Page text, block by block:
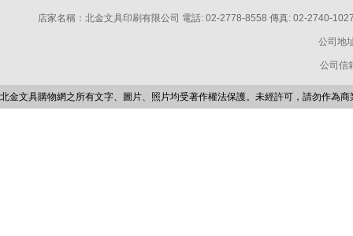
店家名稱：北金文具印刷有限公司 電話: 02-2778-8558 傳真: 02-2740-
公司地
公司信
北金文具購物網之所有文字、圖片、照片均受著作權法保護。未經許可，請勿作為商